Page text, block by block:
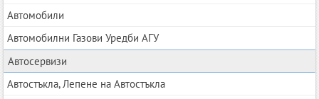
Автомобили
Автомобилни Газови Уредби АГУ
Автосервизи
Автостъкла, Лепене на Автостъкла